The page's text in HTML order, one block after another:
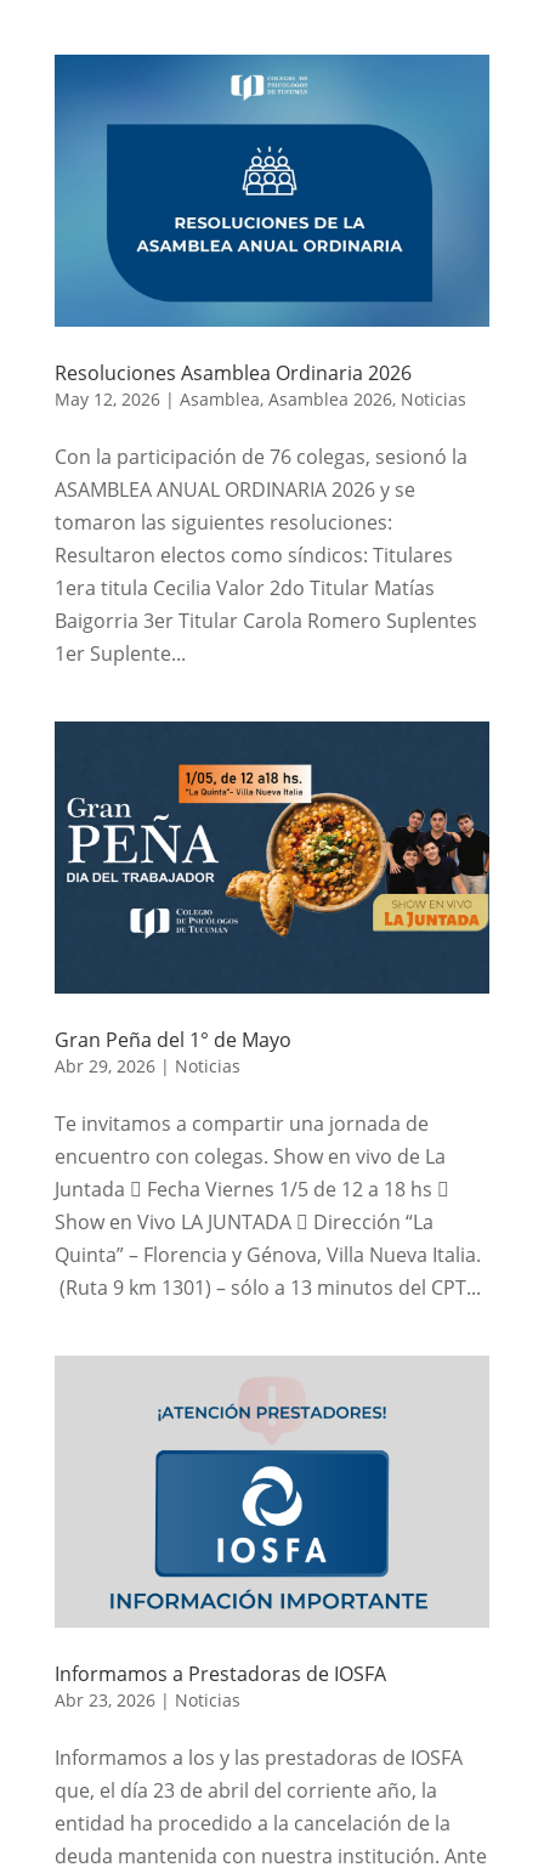
Resoluciones Asamblea Ordinaria 2026
May 12, 2026| Asamblea, Asamblea 2026, Noticias
Con la participación de 76 colegas, sesionó la
ASAMBLEA ANUAL ORDINARIA 2026 y se
tomaron las siguientes resoluciones:
Resultaron electos como síndicos: Titulares
1era titula Cecilia Valor 2do Titular Matías
Baigorria 3er Titular Carola Romero Suplentes
1er Suplente...
Gran Peña del 1° de Mayo
Abr 29, 2026| Noticias
Te invitamos a compartir una jornada de
encuentro con colegas. Show en vivo de La
Juntada  Fecha Viernes 1/5 de 12 a 18 hs 
Show en Vivo LA JUNTADA  Dirección “La
Quinta” – Florencia y Génova, Villa Nueva Italia.
(Ruta 9 km 1301) – sólo a 13 minutos del CPT...
Informamos a Prestadoras de IOSFA
Abr 23, 2026| Noticias
Informamos a los y las prestadoras de IOSFA
que, el día 23 de abril del corriente año, la
entidad ha procedido a la cancelación de la
deuda mantenida con nuestra institución. Ante